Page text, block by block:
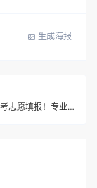
生成海报
精心打磨高考志愿填报！专业的事情交给我们！